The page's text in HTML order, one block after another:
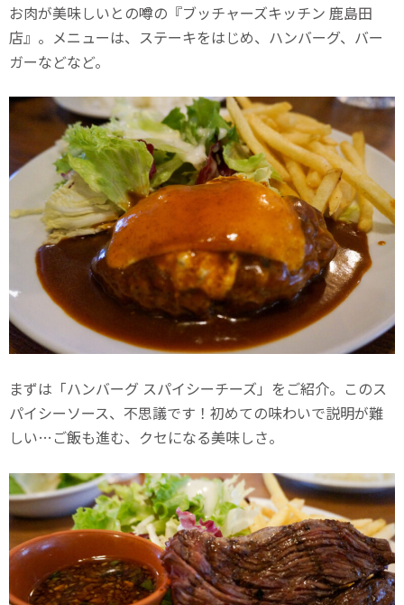
お肉が美味しいとの噂の『ブッチャーズキッチン 鹿島田
店』。メニューは、ステーキをはじめ、ハンバーグ、バー
ガーなどなど。
まずは「ハンバーグ スパイシーチーズ」をご紹介。このス
パイシーソース、不思議です！初めての味わいで説明が難
しい…ご飯も進む、クセになる美味しさ。